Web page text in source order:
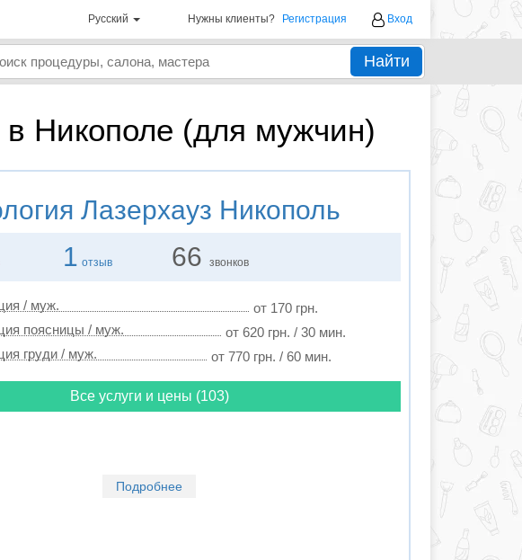
Русский Нужны клиенты? Регистрация Вход
Найти
Никополе (для мужчин)
Лазерхауз Никополь
1 отзыв 66звонков
/ муж.
от 170 грн.
поясницы / муж.
от 620 грн. / 30 мин.
груди / муж.
от 770 грн. / 60 мин.
Все услуги и цены (103)
Подробнее